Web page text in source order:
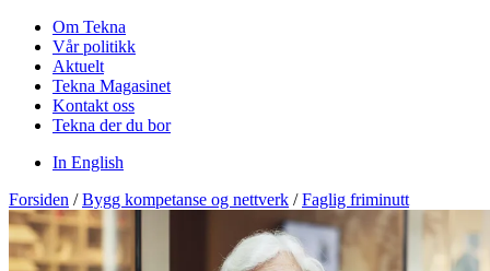
Om Tekna
Vår politikk
Aktuelt
Tekna Magasinet
Kontakt oss
Tekna der du bor
In English
Forsiden / Bygg kompetanse og nettverk / Faglig friminutt